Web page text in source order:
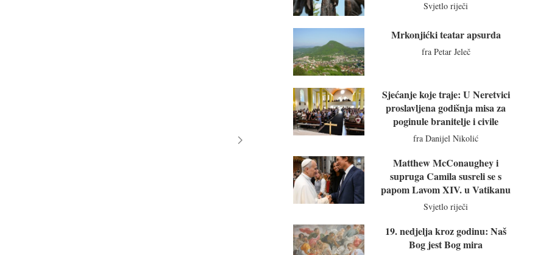
Svjetlo riječi
Mrkonjićki teatar apsurda
fra Petar Jeleč
Sjećanje koje traje: U Neretvici
proslavljena godišnja misa za
poginule branitelje i civile
fra Danijel Nikolić
Matthew McConaughey i
supruga Camila susreli se s
papom Lavom XIV. u Vatikanu
Svjetlo riječi
19. nedjelja kroz godinu: Naš
Bog jest Bog mira